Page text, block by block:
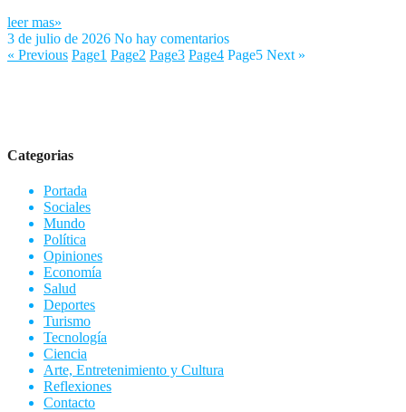
leer mas»
3 de julio de 2026 No hay comentarios
« Previous Page1 Page2 Page3 Page4 Page5 Next »
Categorias
Portada
Sociales
Mundo
Política
Opiniones
Economía
Salud
Deportes
Turismo
Tecnología
Ciencia
Arte, Entretenimiento y Cultura
Reflexiones
Contacto